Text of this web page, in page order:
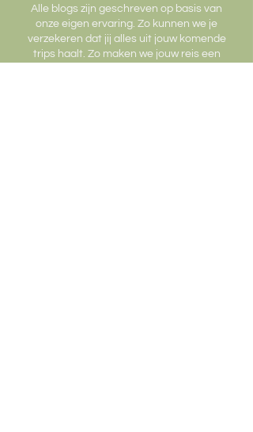
Alle blogs zijn geschreven op basis van
onze eigen ervaring. Zo kunnen we je
verzekeren dat jij alles uit jouw komende
trips haalt. Zo maken we jouw reis een